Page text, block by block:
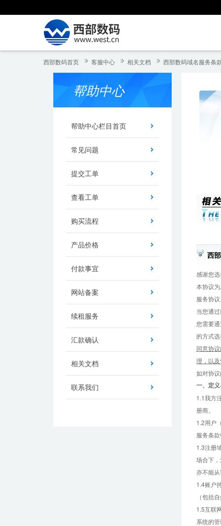
西部数码首页 客服中心 相关文档 西部数码域名服务条
帮助中心
帮助中心栏目首页
常见问题
提交工单
查看工单
购买流程
产品价格
付款事宜
网站备案
续租服务
汇款确认
相关文档
联系我们
西
感谢您
本协议
服务协
当您通
您需要
的方式
同意协
理，以
如对协
一、 定
1.1我方
册商。
1.2用户
服务条
1.3注册
场合下
亦不能
1.4账户
（包括
1.5互联
系统的